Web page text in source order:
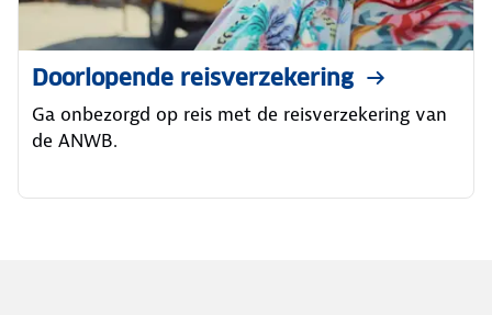
Doorlopende reisverzekering
Ga onbezorgd op reis met de reisverzekering van
de ANWB.